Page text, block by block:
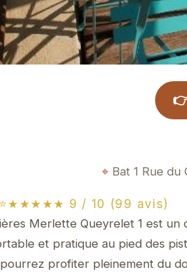
Bat 1 Rue du
9 / 10 (99 avis)
Merlette Queyrelet 1 est
et pratique au pied des
profiter pleinement du